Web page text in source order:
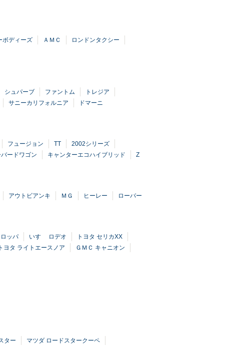
ボディーズ ＡＭＣ
ロンドンタクシー
シュパーブ ファントム
トレジア
サニーカリフォルニア ドマーニ
フュージョン TT
2002シリーズ
ードワゴン キャンターエコハイブリッド Z
アウトビアンキ ＭＧ ヒーレー ローバー
ッパ いすゞ ロデオ
トヨタ セリカXX
トヨタ ライトエースノア
ＧＭＣ キャニオン
ター
マツダ ロードスタークーペ